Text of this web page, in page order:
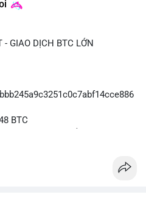
GIAO DỊCH BTC LỚN
BTC